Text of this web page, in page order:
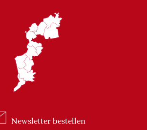
Newsletter bestellen